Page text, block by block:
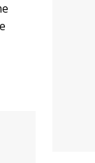
trabajando
se
participó junto
a